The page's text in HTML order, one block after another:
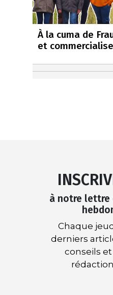
À la cuma de
et
à notre lettre
Chaque
derniers
conseils et